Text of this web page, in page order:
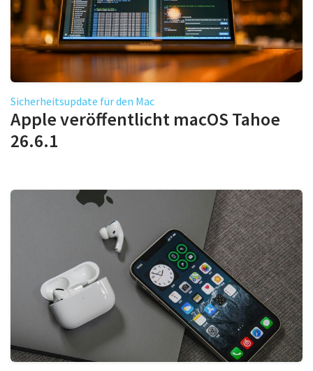
Sicherheitsupdate für den Mac
Apple veröffentlicht macOS Tahoe
26.6.1